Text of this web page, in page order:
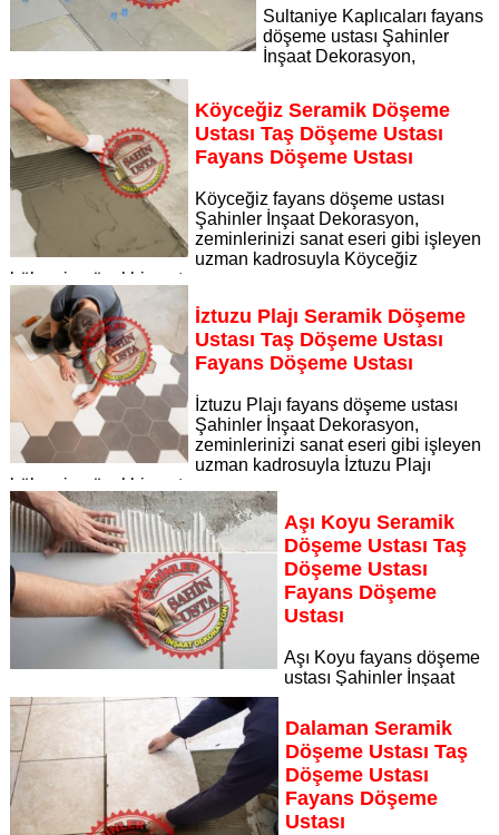
Sultaniye Kaplıcaları fayans
döşeme ustası Şahinler
İnşaat Dekorasyon,
zeminlerinizi sanat eseri gibi işleyen uzman kadrosuyla
Sultaniye Kaplıcaları bölgesine özel hizmet sunuyor
Sayfaya Git
Köyceğiz Seramik Döşeme
Ustası Taş Döşeme Ustası
Fayans Döşeme Ustası
Köyceğiz fayans döşeme ustası
Şahinler İnşaat Dekorasyon,
zeminlerinizi sanat eseri gibi işleyen
uzman kadrosuyla Köyceğiz
bölgesine özel hizmet sunuyor
Sayfaya Git
İztuzu Plajı Seramik Döşeme
Ustası Taş Döşeme Ustası
Fayans Döşeme Ustası
İztuzu Plajı fayans döşeme ustası
Şahinler İnşaat Dekorasyon,
zeminlerinizi sanat eseri gibi işleyen
uzman kadrosuyla İztuzu Plajı
bölgesine özel hizmet sunuyor
Sayfaya Git
Aşı Koyu Seramik
Döşeme Ustası Taş
Döşeme Ustası
Fayans Döşeme
Ustası
Aşı Koyu fayans döşeme
ustası Şahinler İnşaat
Dekorasyon, zeminlerinizi sanat eseri gibi işleyen uzman
kadrosuyla Aşı Koyu bölgesine özel hizmet sunuyor
Sayfaya Git
Dalaman Seramik
Döşeme Ustası Taş
Döşeme Ustası
Fayans Döşeme
Ustası